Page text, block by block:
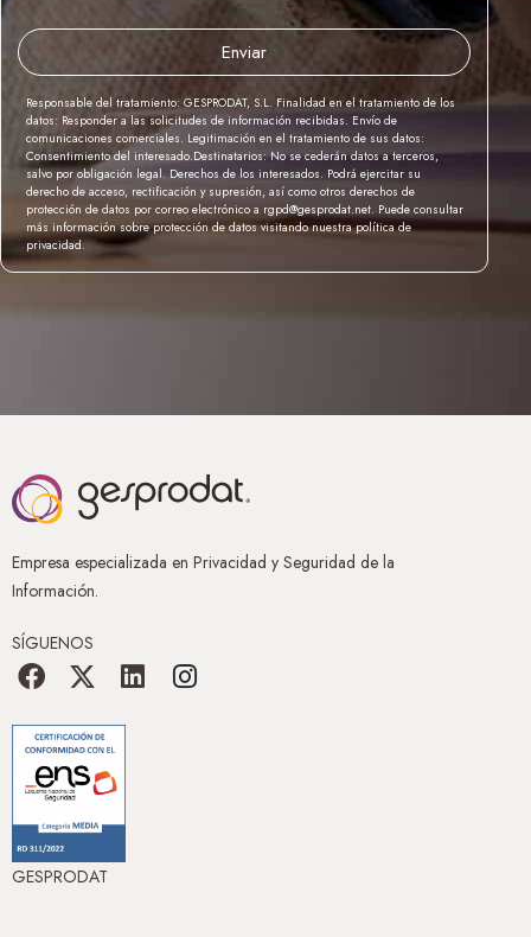
Enviar
Responsable del tratamiento: GESPRODAT, S.L. Finalidad en el tratamiento de los
datos: Responder a las solicitudes de información recibidas. Envío de
comunicaciones comerciales. Legitimación en el tratamiento de sus datos:
Consentimiento del interesado.Destinatarios: No se cederán datos a terceros,
salvo por obligación legal. Derechos de los interesados. Podrá ejercitar su
derecho de acceso, rectificación y supresión, así como otros derechos de
protección de datos por correo electrónico a rgpd@gesprodat.net. Puede consultar
más información sobre protección de datos visitando nuestra política de
privacidad.
Empresa especializada en Privacidad y Seguridad de la
Información.
SÍGUENOS
GESPRODAT